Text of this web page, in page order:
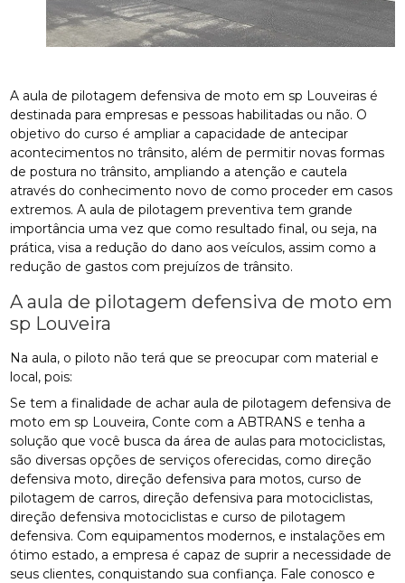
A aula de pilotagem defensiva de moto em sp Louveiras é
destinada para empresas e pessoas habilitadas ou não. O
objetivo do curso é ampliar a capacidade de antecipar
acontecimentos no trânsito, além de permitir novas formas
de postura no trânsito, ampliando a atenção e cautela
através do conhecimento novo de como proceder em casos
extremos. A aula de pilotagem preventiva tem grande
importância uma vez que como resultado final, ou seja, na
prática, visa a redução do dano aos veículos, assim como a
redução de gastos com prejuízos de trânsito.
A aula de pilotagem defensiva de moto em
sp Louveira
Na aula, o piloto não terá que se preocupar com material e
local, pois:
Se tem a finalidade de achar aula de pilotagem defensiva de
moto em sp Louveira, Conte com a ABTRANS e tenha a
solução que você busca da área de aulas para motociclistas,
são diversas opções de serviços oferecidas, como direção
defensiva moto, direção defensiva para motos, curso de
pilotagem de carros, direção defensiva para motociclistas,
direção defensiva motociclistas e curso de pilotagem
defensiva. Com equipamentos modernos, e instalações em
ótimo estado, a empresa é capaz de suprir a necessidade de
seus clientes, conquistando sua confiança. Fale conosco e